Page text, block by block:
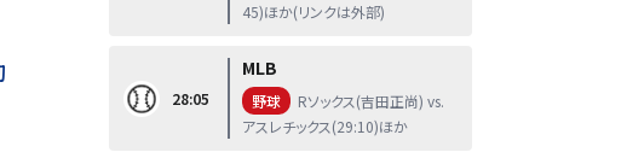
45)ほか(リンクは外部)
28:05
MLB
野球
Rソックス(吉田正尚) vs.
アスレチックス(29:10)ほか